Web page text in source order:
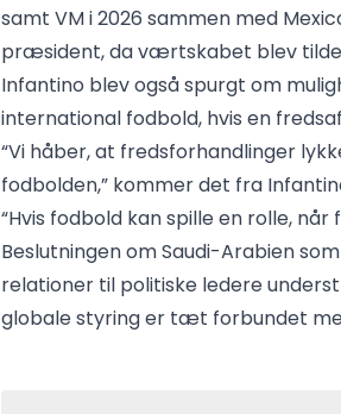
samt VM i 2026 sammen med
præsident, da værtskabet blev
Infantino blev også spurgt om
international fodbold, hvis en
“Vi håber, at fredsforhandlinger
fodbolden,” kommer det fra
“Hvis fodbold kan spille en rolle,
Beslutningen om Saudi-Arabien
relationer til politiske ledere
globale styring er tæt forbundet